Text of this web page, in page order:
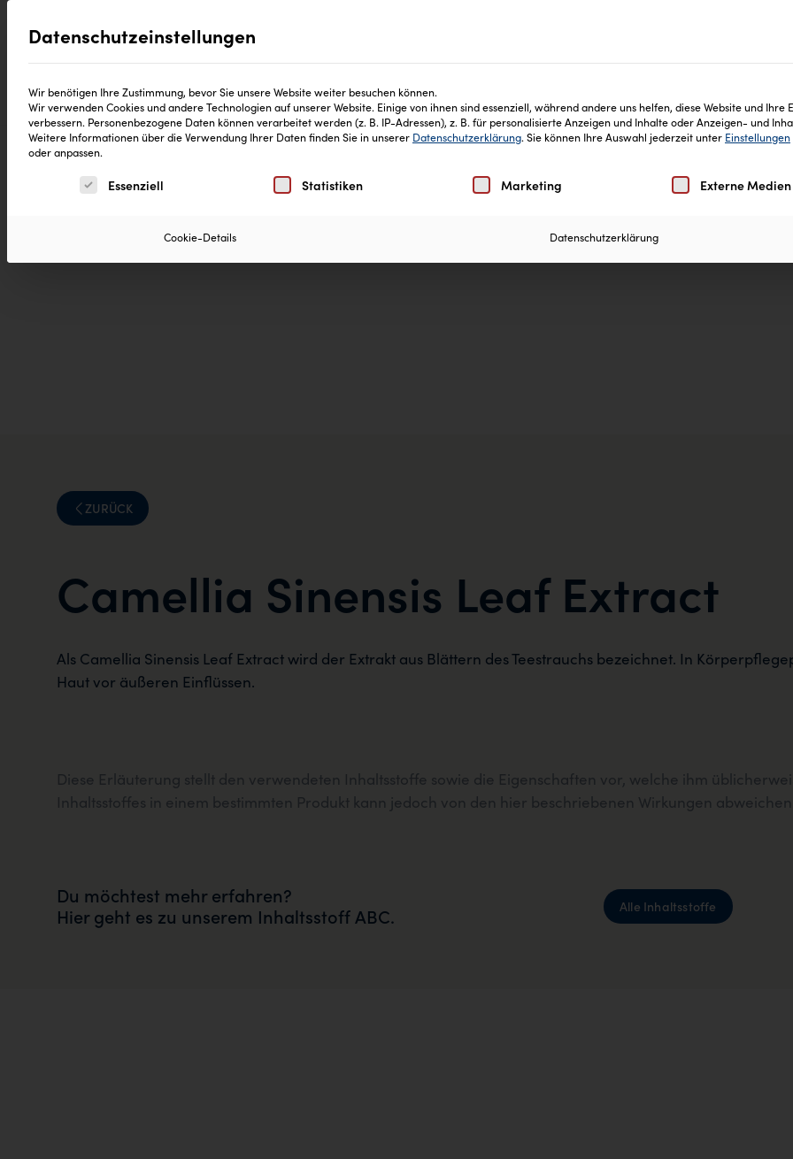
Produkte CD Reinheitsgebot Neuigkeiten Blog Inhaltsstoffe Häufige Fragen
ZURÜCK
Camellia Sinensis Leaf Extract
Als Camellia Sinensis Leaf Extract wird der Extrakt aus Blättern des Teestrauchs bezeichnet. In
Haut vor äußeren Einflüssen.
Diese Erläuterung stellt den verwendeten Inhaltsstoffe sowie die Eigenschaften vor, welche ihm
Inhaltsstoffes in einem bestimmten Produkt kann jedoch von den hier beschriebenen Wirkungen
Du möchtest mehr erfahren?
Hier geht es zu unserem Inhaltsstoff ABC.
Alle Inhaltsstoffe
Datenschutzeinstellungen
Wir benötigen Ihre Zustimmung, bevor Sie unsere Website weiter besuchen können.
Wir verwenden Cookies und andere Technologien auf unserer Website. Einige von ihnen sind essenziell, während andere uns helfen, diese Website und Ihre
verbessern. Personenbezogene Daten können verarbeitet werden (z. B. IP-Adressen), z. B. für personalisierte Anzeigen und Inhalte oder Anzeigen- und
Weitere Informationen über die Verwendung Ihrer Daten finden Sie in unserer Datenschutzerklärung. Sie können Ihre Auswahl jederzeit unter Einstellungen
oder anpassen.
Es folgt eine Liste der Service-Gruppen, für die eine Einwilligung erteilt werden kann. Die erste Service-
Essenziell Statistiken Marketing Externe Medien
Cookie-Details Datenschutzerklärung